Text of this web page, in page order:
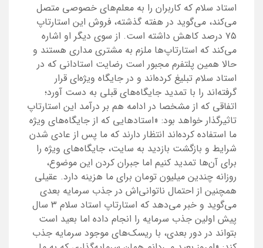
استاد سلام که کاربران را به معلم‌های خصوصی متصل
می‌کند، می‌گوید در هفته گذشته، فروش این استارتاپ
۷۵ درصد کاهش داشته است. از سوی دیگر او اشاره
می‌کند که استارتاپ‌ها ملزم به مشتری مداری هستند و
حالا همین پلتفرم مجبور است رضایت استادانی که در
استاد سلام تبلیغ کرده‌اند و در جایگاه ویژه‌ای قرار
گرفته‌اند را با تمدید جایگاه‌های قبلی به دست آورد؛
اتفاقی که از مشخصا در ادامه هم بر درآمد این استارتاپ
تاثیرگذار خواهد بود: «استادهایی که از جایگاه‌های ویژه
ما استفاده کرده‌اند انتظار دارند که ما پس از عادی شدن
شرایط و بازگشت بازدید به سایت، جایگاه‌های ویژه را
برای آن‌ها تمدید کنیم اما جبران کردن این موضوع،
روزانه چندین میلیون تومان برای ما هزینه دارد. عقیلی
همچنین از احتمال ناتوانی‌اش در جذب سرمایه بعدی
می‌گوید و خبر می‌دهد که استارتاپ استاد سلام ۳ سال
پیش اولین جذب سرمایه را انجام داده اما بعید است
بتواند در دور بعدی، با ریسک‌های موجود سرمایه جذب